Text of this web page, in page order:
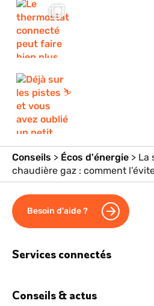
Conseils > Écos d'énergie > La
chaudière gaz : comment
Besoin d'aide ?
Services connectés
Option Effacement
Conseils & actus